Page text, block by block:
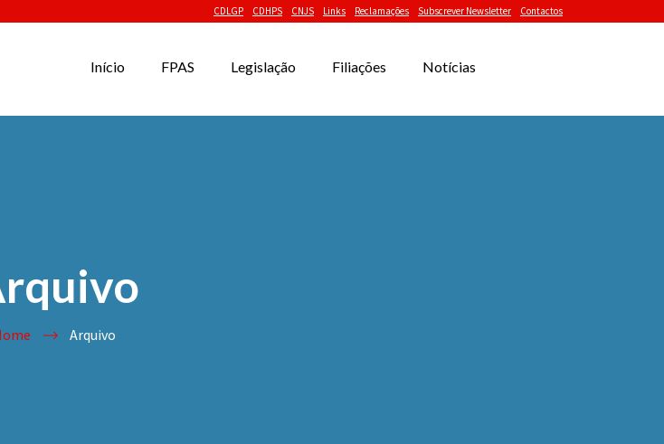
CDLGP CDHPS CNJS Links Reclamações Subscrever Newsletter Contactos
Início FPAS Legislação Filiações Notícias
Arquivo